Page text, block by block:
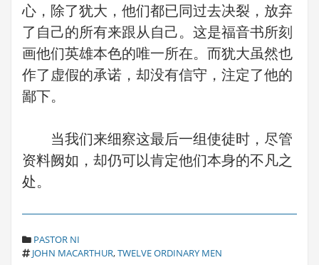
心，除了犹大，他们都已同过去决裂，放弃
了自己的所有来跟从自己。这是福音书所刻
画他们英雄本色的唯一所在。而犹大虽然也
作了虚假的承诺，却没有信守，注定了他的
鄙下。
当我们来细察这最后一组使徒时，尽管
资料阙如，却仍可以肯定他们本身的不凡之
处。
C
A
PASTOR NI
T
JOHN MACARTHUR,TWELVE ORDINARY MEN